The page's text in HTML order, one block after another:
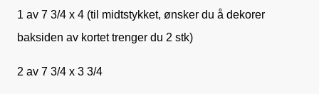
1 av 7 3/4 x 4 (til midtstykket, ønsker du å dekorer
baksiden av kortet trenger du 2 stk)
2 av 7 3/4 x 3 3/4